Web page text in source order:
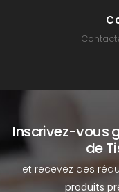
Inscrivez-vous
de
et recevez des
produits